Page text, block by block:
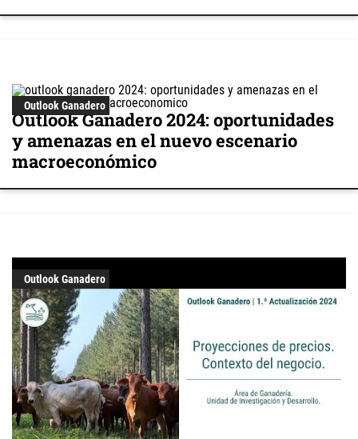
Outlook Ganadero
Outlook Ganadero 2024: oportunidades
y amenazas en el nuevo escenario
macroeconómico
Outlook Ganadero